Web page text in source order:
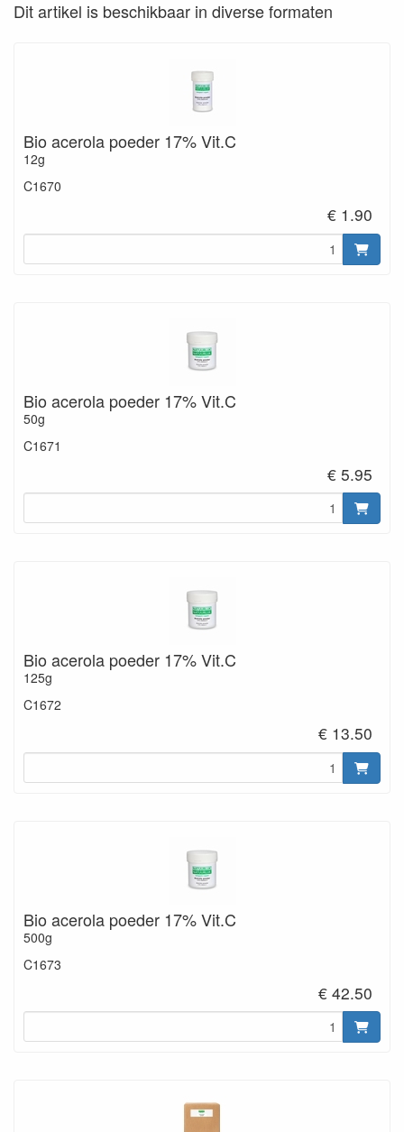
Dit artikel is beschikbaar in diverse formaten
Bio acerola poeder 17% Vit.C
12g
C1670
€ 1.90
Bio acerola poeder 17% Vit.C
50g
C1671
€ 5.95
Bio acerola poeder 17% Vit.C
125g
C1672
€ 13.50
Bio acerola poeder 17% Vit.C
500g
C1673
€ 42.50